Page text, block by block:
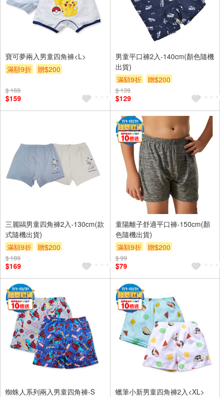
寶可夢兩入男童四角褲<L>
滿額9折
贈$200
$ 169
$159
男童平口褲2入-140cm(顏色隨機
出貨)
滿額9折
贈$200
$ 139
$129
三麗鷗男童四角褲2入-130cm(款
式隨機出貨)
滿額9折
贈$200
$ 189
$169
童陽離子舒適平口褲-150cm(顏
色隨機出貨)
滿額9折
贈$200
$ 99
$79
蜘蛛人系列兩入男童四角褲-S
蠟筆小新男童四角褲2入<XL>